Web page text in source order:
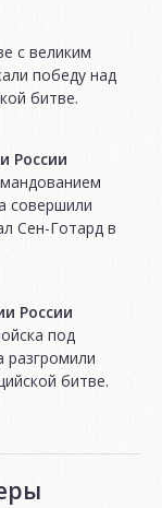
с великим
победу над
битве.
России
совершили
Сен-Готард в
России
под
битве.